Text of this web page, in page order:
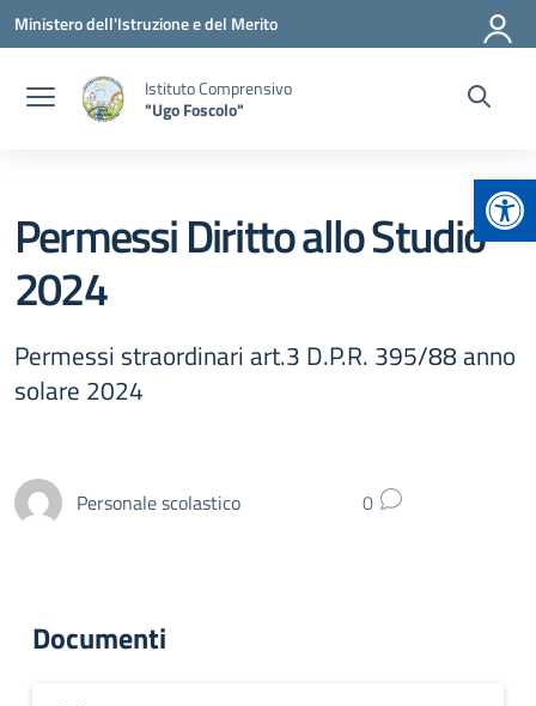
Vai ai contenuti
Vai al menu di navigazione
Vai al footer
Ministero dell'Istruzione e del Merito
Istituto Comprensivo
"Ugo Foscolo"
Permessi Diritto allo Studio
2024
Permessi straordinari art.3 D.P.R. 395/88 anno
solare 2024
Personale scolastico 0
Documenti